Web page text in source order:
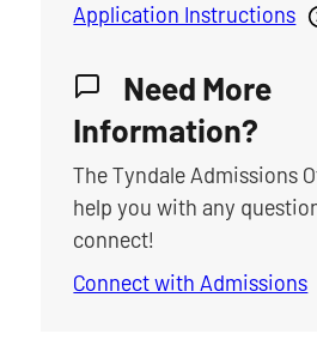
Application Instructions
Need More
Information?
The Tyndale Admissions
help you with any
connect!
Connect with Admissions